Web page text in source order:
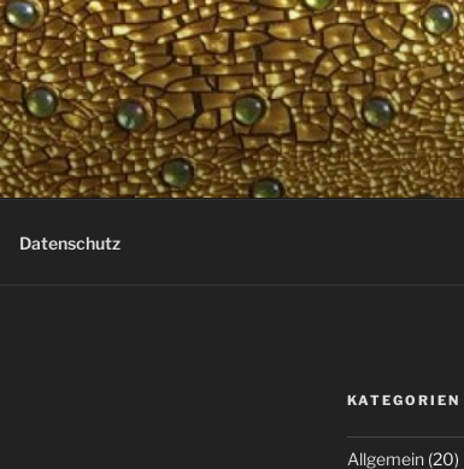
Datenschutz
KATEGORIEN
Allgemein(20)